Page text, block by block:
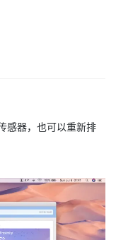
感器，也可以重新排